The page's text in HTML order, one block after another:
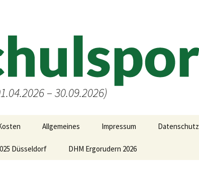
– 30.09.2026)
Allgemeines
Allgemeine Infos zu den
Impressum Datenschutz
Düsseldorf DHM Ergorudern 2026